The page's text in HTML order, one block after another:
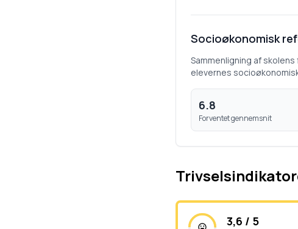
Socioøkonomisk
Sammenligning af
elevernes
6.8
Forventet gennemsnit
3,6 / 5